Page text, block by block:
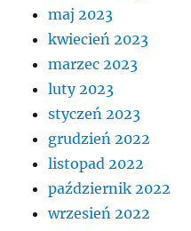
maj 2023
kwiecień 2023
marzec 2023
luty 2023
styczeń 2023
grudzień 2022
listopad 2022
październik 2022
wrzesień 2022